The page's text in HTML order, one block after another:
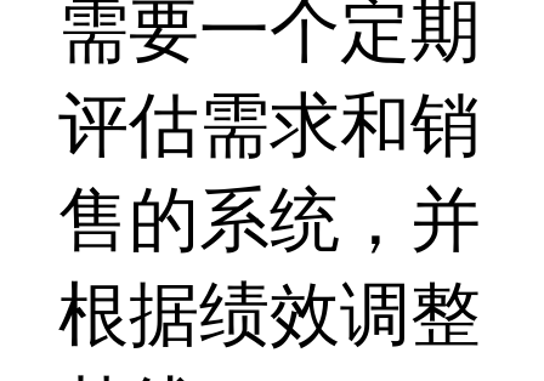
需要一个定期
评估需求和销
售的系统，并
根据绩效调整